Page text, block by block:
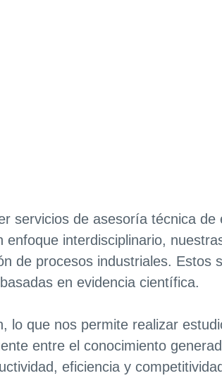
servicios de asesoría técnica de
interdisciplinario,
de procesos industriales. Estos
en evidencia científica.
lo que nos permite realizar
entre el conocimiento
eficiencia y